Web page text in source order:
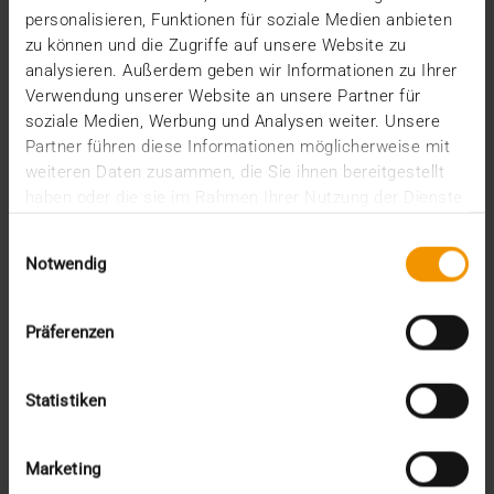
personalisieren, Funktionen für soziale Medien anbieten
zu können und die Zugriffe auf unsere Website zu
analysieren. Außerdem geben wir Informationen zu Ihrer
Verwendung unserer Website an unsere Partner für
soziale Medien, Werbung und Analysen weiter. Unsere
Partner führen diese Informationen möglicherweise mit
weiteren Daten zusammen, die Sie ihnen bereitgestellt
Notwendig
Präferenzen
Statistiken
Marketing
VISUS HEALTH IT
MEHR ERFAHREN